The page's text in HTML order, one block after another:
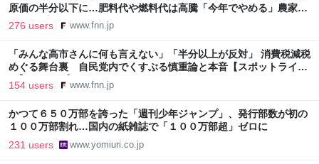
原価の半分以下に…肥料代や燃料代は高騰「今年でやめる」農家も
｜FNNプライムオンライン
276 users www.fnn.jp
「みんな高市さんに何も言えない」「半分以上が反対」 消費税減税
めぐる舞台裏 自民党内でくすぶる慎重論と本音【スポットライ
ト】｜FNNプライムオンライン
154 users www.fnn.jp
かつて６５０万部を誇った「週刊少年ジャンプ」、発行部数が初の
１００万部割れ…国内の紙雑誌で「１００万部超」ゼロに
231 users www.yomiuri.co.jp